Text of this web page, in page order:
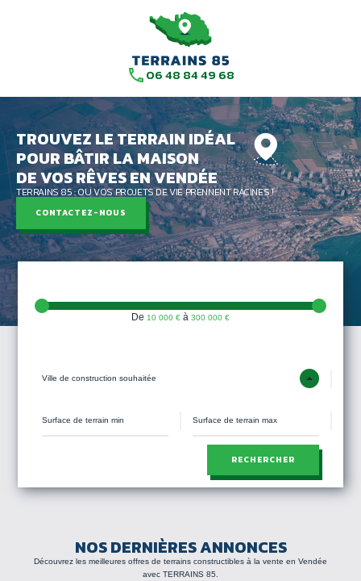
06 48 84 49 68
TROUVEZ LE TERRAIN IDÉAL
POUR BÂTIR LA MAISON
DE VOS RÊVES EN VENDÉE
TERRAINS 85 : OU VOS PROJETS DE VIE PRENNENT RACINES !
CONTACTEZ-NOUS
De 10 000 € à 300 000 €
Ville de construction souhaitée
RECHERCHER
NOS DERNIÈRES ANNONCES
Découvrez les meilleures offres de terrains constructibles à la vente en Vendée
avec TERRAINS 85.